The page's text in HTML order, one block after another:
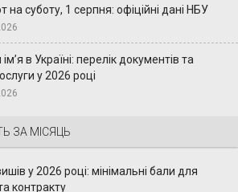
на суботу, 1 серпня: офіційні дані НБУ
в Україні: перелік документів та
у 2026 році
ЗА МІСЯЦЬ
у 2026 році: мінімальні бали для
контракту